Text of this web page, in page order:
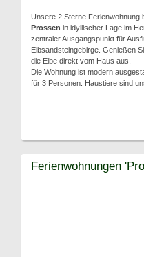
Unsere 2 Sterne Ferienwohnung
Prossen in idyllischer Lage im
zentraler Ausgangspunkt für
Elbsandsteingebirge. Genießen
die Elbe direkt vom Haus aus.
Die Wohnung ist modern
für 3 Personen. Haustiere sind
Ferienwohnungen